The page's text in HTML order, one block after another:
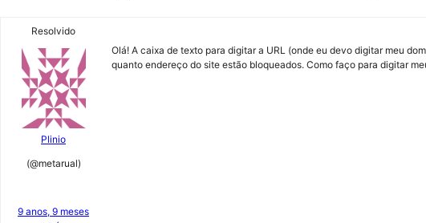
Resolvido
Plinio
(@metarual)
9 anos, 9 meses
Olá! A caixa de texto para digitar a URL (onde eu devo digitar meu
quanto endereço do site estão bloqueados. Como faço para digitar